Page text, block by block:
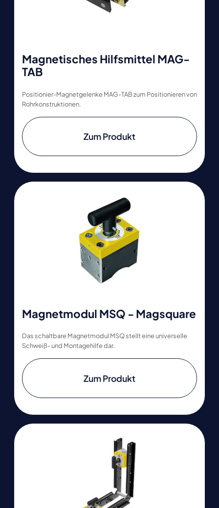
Magnetisches Hilfsmittel MAG-
TAB
Positionier-Magnetgelenke MAG-TAB zum Positionieren von
Rohrkonstruktionen.
Zum Produkt
Magnetmodul MSQ - Magsquare
Das schaltbare Magnetmodul MSQ stellt eine universelle
Schweiß- und Montagehilfe dar.
Zum Produkt